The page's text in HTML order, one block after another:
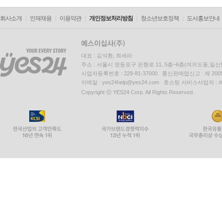
회사소개 인재채용 이용약관 개인정보처리방침 청소년보호정책 도서홍보안내
대표 : 김석환, 최세라
주소 : 서울시 영등포구 은행로 11, 5층~6층(여의도동,일신
사업자등록번호 : 229-81-37000 통신판매업신고 : 제
이메일 : yes24help@yes24.com 호스팅 서비스사업자 :
Copyright ⓒ YES24 Corp. All Rights Reserved.